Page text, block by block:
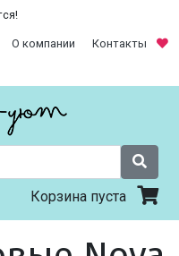
О компании
Контакты
Корзина пуста